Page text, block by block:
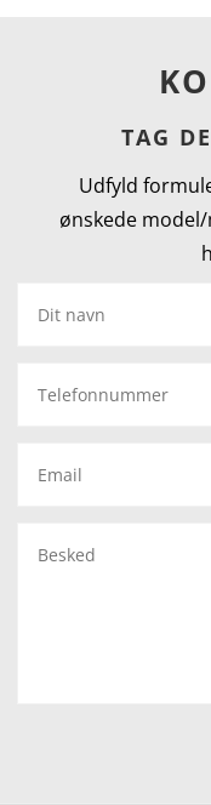
TAG
Udfyld
ønskede